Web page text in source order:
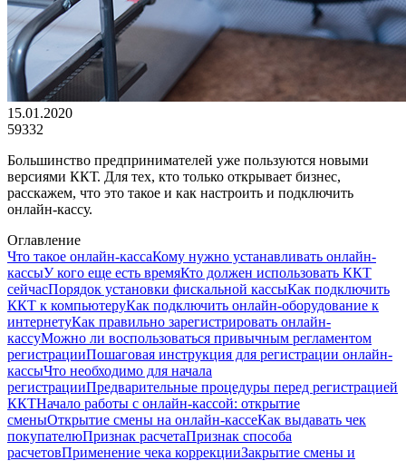
15.01.2020
59332
Большинство предпринимателей уже пользуются новыми
версиями ККТ. Для тех, кто только открывает бизнес,
расскажем, что это такое и как настроить и подключить
онлайн-кассу.
Оглавление
Что такое онлайн-кассаКому нужно устанавливать онлайн-
кассыУ кого еще есть времяКто должен использовать ККТ
сейчасПорядок установки фискальной кассыКак подключить
ККТ к компьютеруКак подключить онлайн-оборудование к
интернетуКак правильно зарегистрировать онлайн-
кассуМожно ли воспользоваться привычным регламентом
регистрацииПошаговая инструкция для регистрации онлайн-
кассыЧто необходимо для начала
регистрацииПредварительные процедуры перед регистрацией
ККТНачало работы с онлайн-кассой: открытие
сменыОткрытие смены на онлайн-кассеКак выдавать чек
покупателюПризнак расчетаПризнак способа
расчетовПрименение чека коррекцииЗакрытие смены и